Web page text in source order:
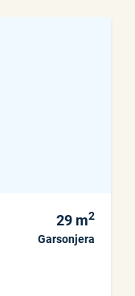
29 m2
Garsonjera